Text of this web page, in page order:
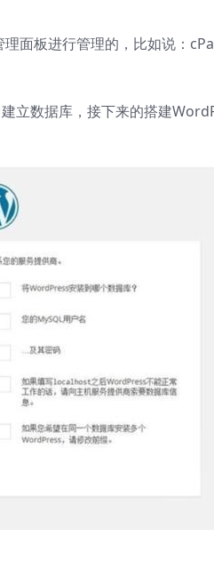
面板进行管理的，比如说：
立数据库，接下来的搭建